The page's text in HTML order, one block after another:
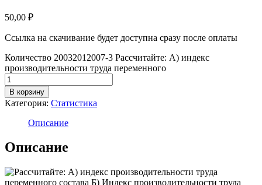
50,00 ₽
Ссылка на скачивание будет доступна сразу после оплаты
Количество 20032012007-3 Рассчитайте: А) индекс
производительности труда переменного
В корзину
Категория: Статистика
Описание
Описание